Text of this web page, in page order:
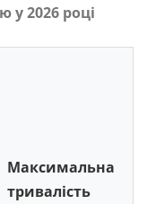
у 2026 році
Максимальна
тривалість